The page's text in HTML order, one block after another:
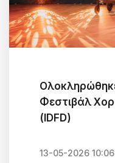
Φεστιβάλ
(IDFD)
13-05-2026 10:06